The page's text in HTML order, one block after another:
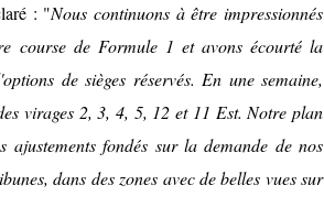
: "Nous continuons à être impressionnés
course de Formule 1 et avons écourté la
de sièges réservés. En une semaine,
virages 2, 3, 4, 5, 12 et 11 Est. Notre plan
fondés sur la demande de nos
dans des zones avec de belles vues sur